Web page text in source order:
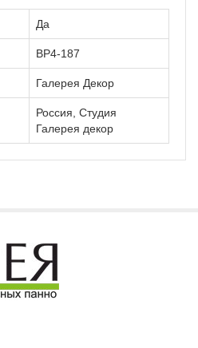
Да
ВР4-187
Галерея Декор
Россия, Студия
Галерея декор